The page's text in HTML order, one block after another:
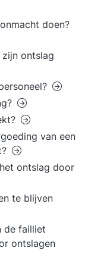
doen?
ontslag
van een
ontslag door
te blijven
de failliet
ontslagen